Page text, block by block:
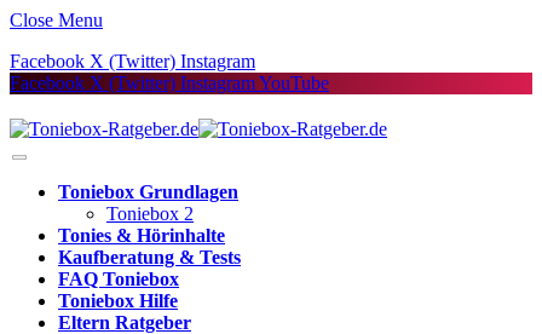
Close Menu
Facebook X (Twitter) Instagram
Facebook X (Twitter) InstagramYouTube
Toniebox Grundlagen
Toniebox 2
Tonies & Hörinhalte
Kaufberatung & Tests
FAQ Toniebox
Toniebox Hilfe
Eltern Ratgeber